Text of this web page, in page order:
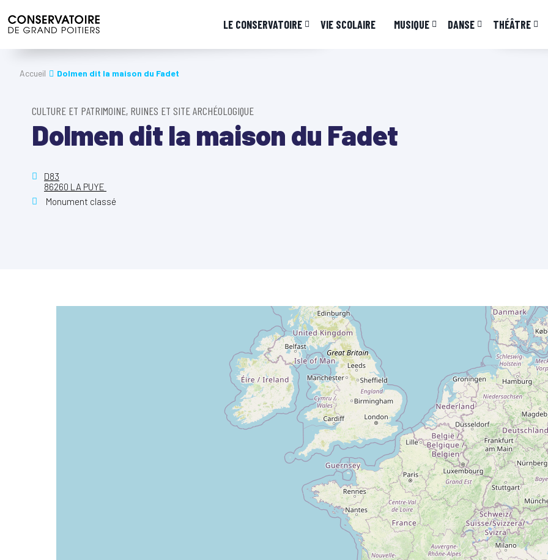
LE CONSERVATOIRE VIE SCOLAIRE MUSIQUE DANSE THÉÂTRE
Accueil Dolmen dit la maison du Fadet
CULTURE ET PATRIMOINE, RUINES ET SITE ARCHÉOLOGIQUE
Dolmen dit la maison du Fadet
D83
86260 LA PUYE
Monument classé